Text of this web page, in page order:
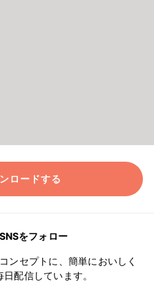
ロードする
をフォロー
ンセプトに、簡単においしく
配信しています。